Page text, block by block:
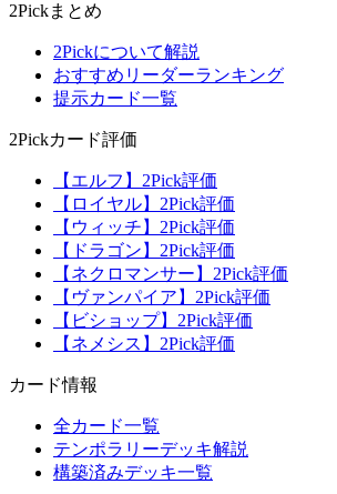
2Pickまとめ
2Pickについて解説
おすすめリーダーランキング
提示カード一覧
2Pickカード評価
【エルフ】2Pick評価
【ロイヤル】2Pick評価
【ウィッチ】2Pick評価
【ドラゴン】2Pick評価
【ネクロマンサー】2Pick評価
【ヴァンパイア】2Pick評価
【ビショップ】2Pick評価
【ネメシス】2Pick評価
カード情報
全カード一覧
テンポラリーデッキ解説
構築済みデッキ一覧